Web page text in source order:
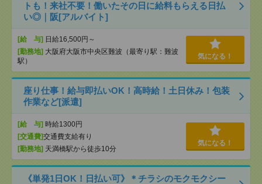
トも！来社不要！働いたその日に給料もらえる日払
い◎｜阪[アルバイト]
[給 与] 日給16,500円～
[勤務地] 大阪府大阪市中央区難波（最寄り駅：難波
駅）
気になる！
座り仕事！給与即払いOK！高時給！土日休み！包装
作業など[派遣]
[給 与] 時給1300円
[交通費]交通費支給有り
[勤務地] 天満橋駅から徒歩10分
気になる！
《単発1日OK！日払い可》＊チラシのモクモクシー